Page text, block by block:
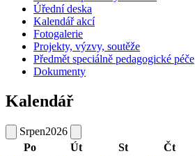
Úřední deska
Kalendář akcí
Fotogalerie
Projekty, výzvy, soutěže
Předmět speciálně pedagogické péče
Dokumenty
Kalendář
Srpen2026
Po
Út St Čt